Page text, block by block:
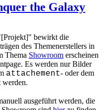
the Galaxy
bewirkt die
des Themenerstellers in
Thema Showroom erscheinen
Es werden nur Bilder
attachement- oder dem
werden.
ausgeführt werden, die